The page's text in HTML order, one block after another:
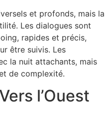
et profonds, mais la
Les dialogues sont
rapides et précis,
être suivis. Les
la nuit attachants, mais
de complexité.
l’Ouest